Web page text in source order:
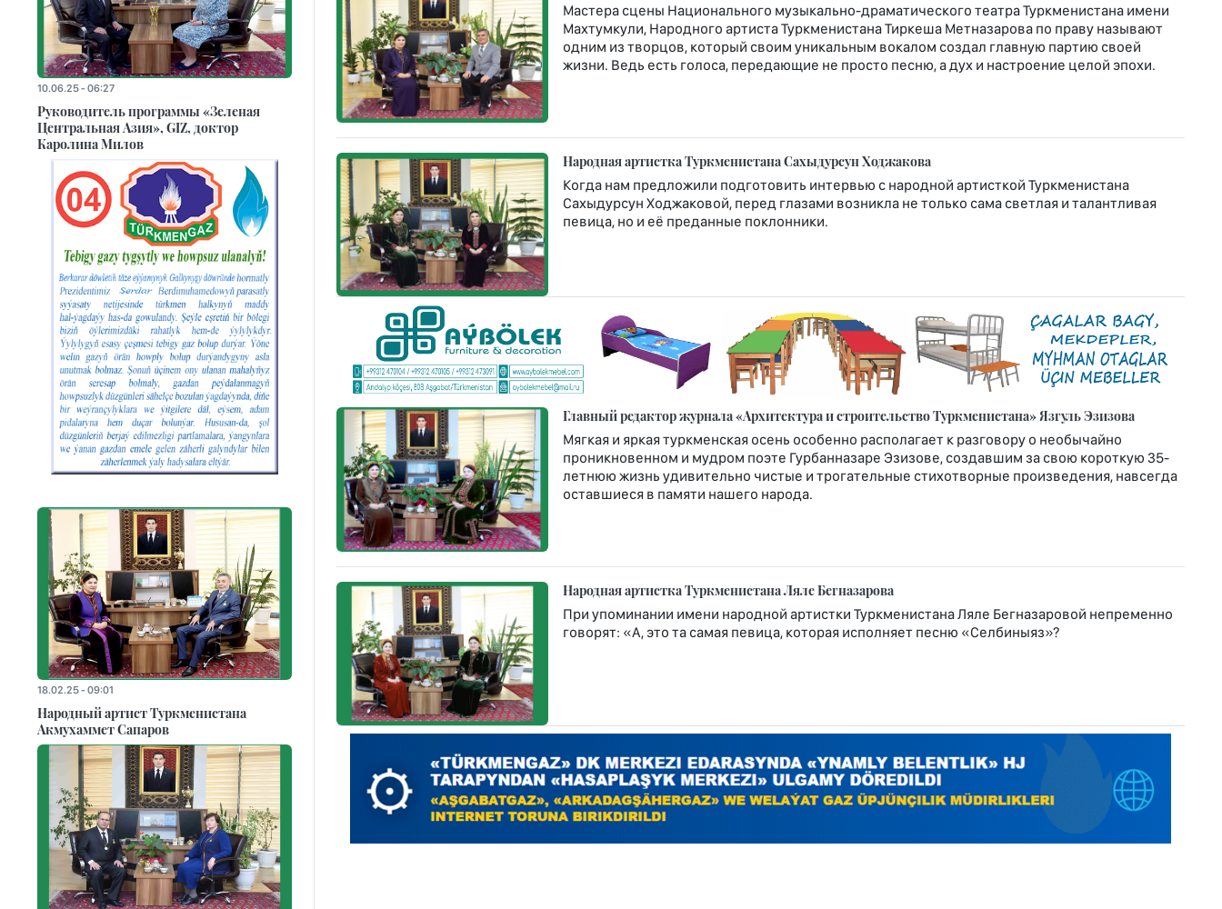
Мастера сцены Национального музыкально-драматического театра Туркменистана имени
Махтумкули, Народного артиста Туркменистана Тиркеша Метназарова по праву называют
одним из творцов, который своим уникальным вокалом создал главную партию своей
жизни. Ведь есть голоса, передающие не просто песню, а дух и настроение целой эпохи.
Народная артистка Туркменистана Сахыдурсун Ходжакова
Когда нам предложили подготовить интервью с народной артисткой Туркменистана
Сахыдурсун Ходжаковой, перед глазами возникла не только сама светлая и талантливая
певица, но и её преданные поклонники.
Главный редактор журнала «Архитектура и строительство Туркменистана» Язгуль Эзизова
Мягкая и яркая туркменская осень особенно располагает к разговору о необычайно
проникновенном и мудром поэте Гурбанназаре Эзизове, создавшим за свою короткую 35-
летнюю жизнь удивительно чистые и трогательные стихотворные произведения, навсегда
оставшиеся в памяти нашего народа.
Народная артистка Туркменистана Ляле Бегназарова
При упоминании имени народной артистки Туркменистана Ляле Бегназаровой непременно
говорят: «А, это та самая певица, которая исполняет песню «Селбиныяз»?
10.06.25 - 06:27
Руководитель программы «Зеленая
Центральная Азия», GIZ, доктор
Каролина Милов
18.02.25 - 09:01
Народный артист Туркменистана
Акмухаммет Сапаров